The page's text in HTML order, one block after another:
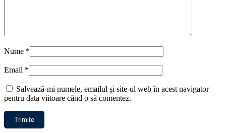
Nume *
Email *
Salvează-mi numele, emailul și site-ul web în acest navigator
pentru data viitoare când o să comentez.